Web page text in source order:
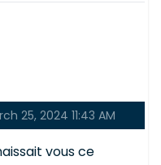
25, 2024 11:43 AM
vous ce